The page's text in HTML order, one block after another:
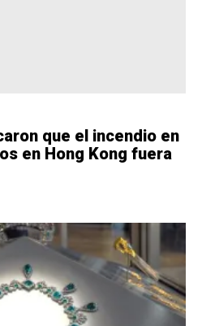
que el incendio en
en Hong Kong fuera